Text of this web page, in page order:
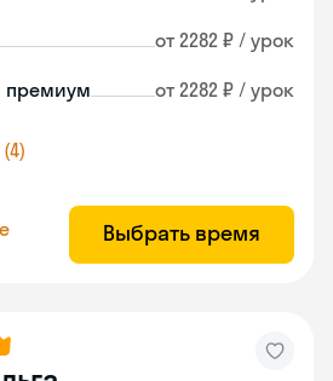
от 2282 ₽ / урок
премиум от 2282 ₽ / урок
Выбрать время